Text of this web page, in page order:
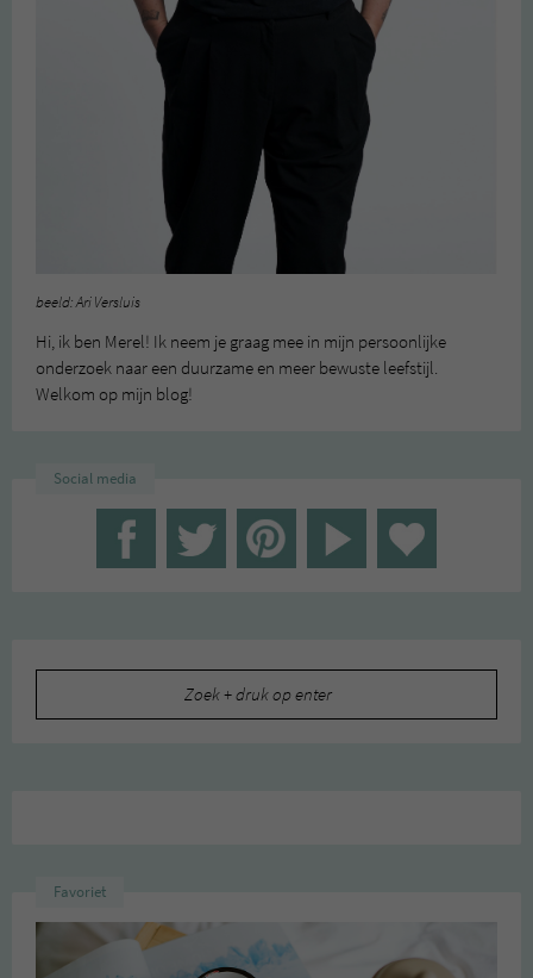
beeld: Ari Versluis
Hi, ik ben Merel! Ik neem je graag mee in mijn persoonlijke
onderzoek naar een duurzame en meer bewuste leefstijl.
Welkom op mijn blog!
Social media
Favoriet